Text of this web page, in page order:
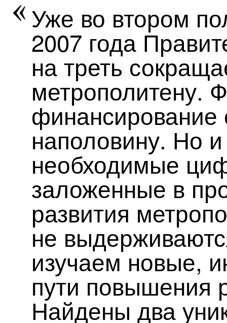
Уже во втором
2007 года
на треть
метрополитену.
финансирование
наполовину. Но и
необходимые
заложенные в
развития
не
изучаем новые,
пути повышения
Найдены два